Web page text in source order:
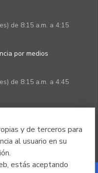
y de terceros para
al usuario en su
estás aceptando
de 8:15 a.m. a 4:15
por medios
de 8:15 a.m. a 4:45